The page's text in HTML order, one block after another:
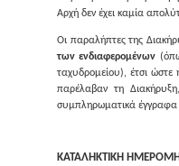
Αρχή δεν έχει καμία
Οι παραλήπτες της
των ενδιαφερομένων
ταχυδρομείου), έτσι
παρέλαβαν τη
συμπληρωματικά έγγραφα
ΚΑΤΑΛΗΚΤΙΚΗ